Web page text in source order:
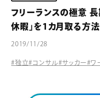
フリーランスの極意
休暇」を1カ月取る方法
2019/11/28
#独立#コンサル#サッカー#ワ